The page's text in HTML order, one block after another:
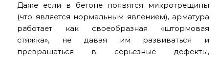
Даже если в бетоне появятся микротрещины
(что является нормальным явлением), арматура
работает как своеобразная «штормовая
стяжка», не давая им развиваться и
превращаться в серьезные дефекты,